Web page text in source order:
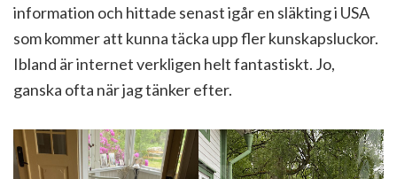
information och hittade senast igår en släkting i USA
som kommer att kunna täcka upp fler kunskapsluckor.
Ibland är internet verkligen helt fantastiskt. Jo,
ganska ofta när jag tänker efter.